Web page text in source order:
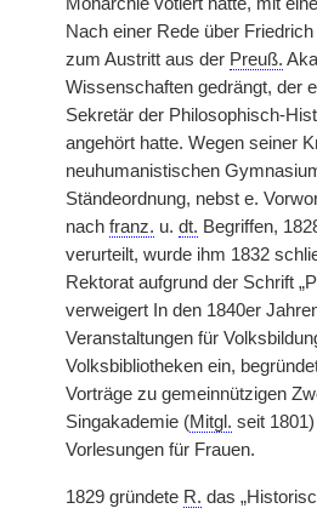
Nach einer Rede über Friedrich
zum Austritt aus der Preuß.
Wissenschaften gedrängt, der
Sekretär der Philosophisch-
angehört hatte. Wegen seiner
neuhumanistischen
Ständeordnung, nebst e.
nach franz. u. dt. Begriffen,
verurteilt, wurde ihm 1832
Rektorat aufgrund der Schrift
verweigert In den 1840er
Veranstaltungen für
Volksbibliotheken ein,
Vorträge zu gemeinnützigen
Singakademie (Mitgl. seit
Vorlesungen für Frauen.
1829 gründete R. das